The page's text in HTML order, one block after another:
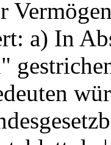
a) In